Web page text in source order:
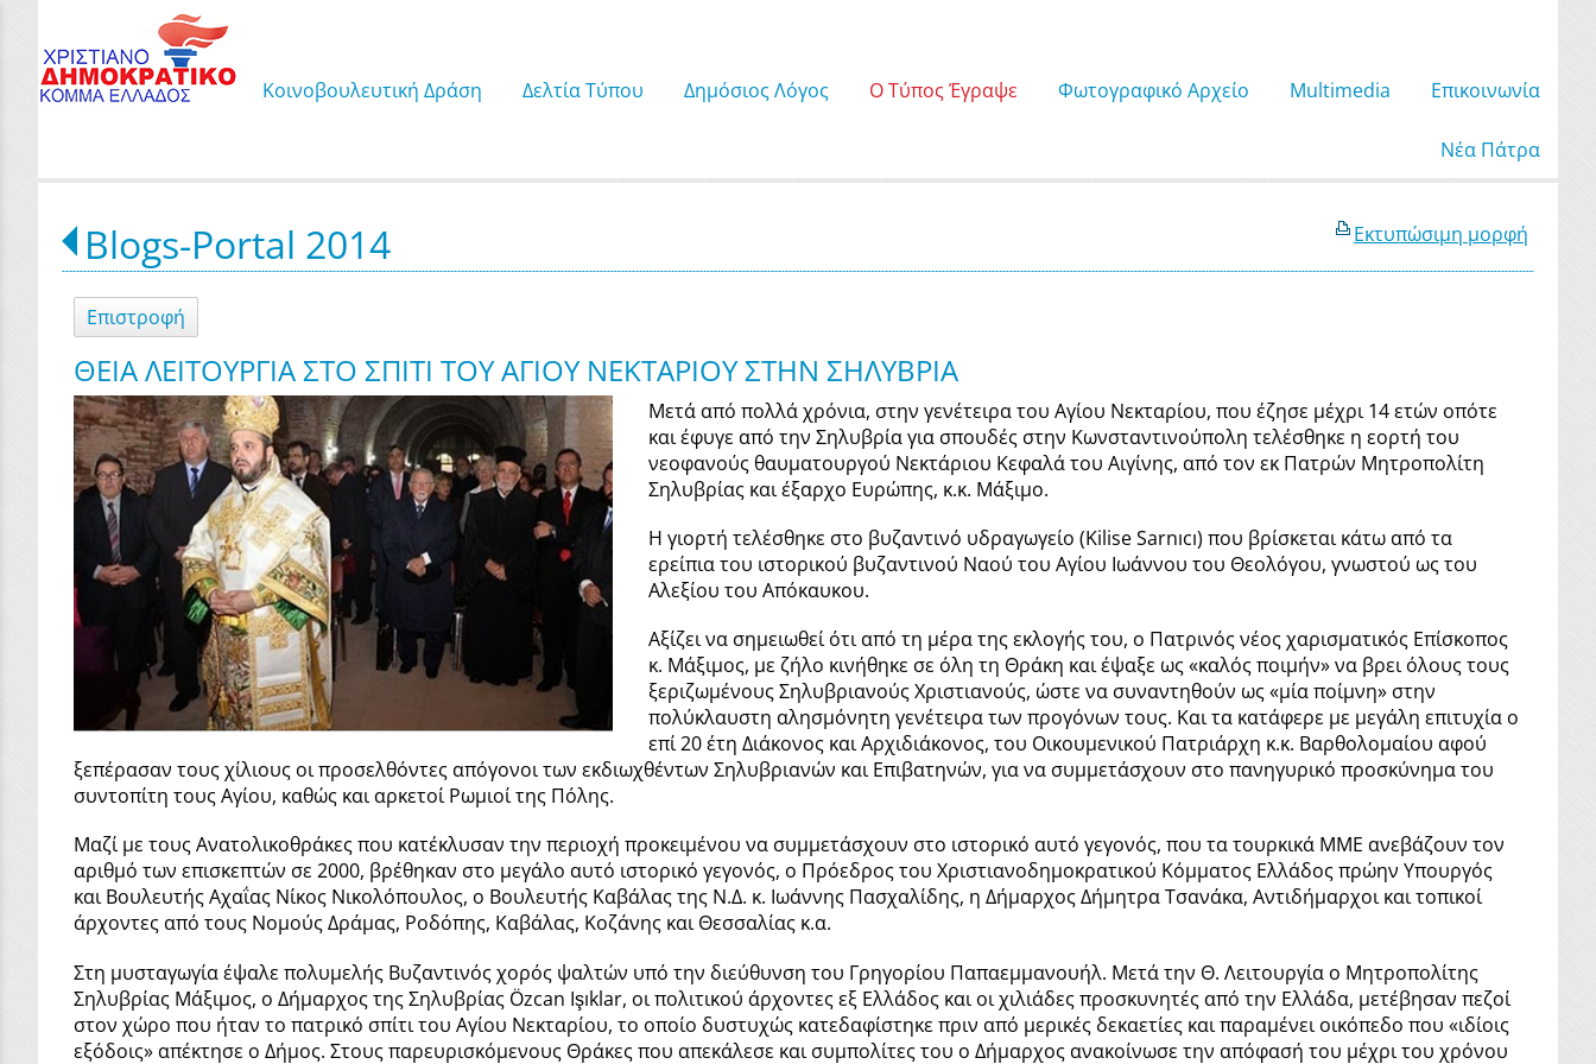
Κοινοβουλευτική Δράση Δελτία Τύπου Δημόσιος Λόγος Ο Τύπος Έγραψε Φωτογραφικό Αρχείο Μultimedia Επικοινωνία
Νέα Πάτρα
Εκτυπώσιμη μορφή
Blogs-Portal 2014
Επιστροφή
ΘΕΙΑ ΛΕΙΤΟΥΡΓΙΑ ΣΤΟ ΣΠΙΤΙ ΤΟΥ ΑΓΙΟΥ ΝΕΚΤΑΡΙΟΥ ΣΤΗΝ ΣΗΛΥΒΡΙΑ
Mετά από πολλά χρόνια, στην γενέτειρα του Αγίου Νεκταρίου, που έζησε μέχρι 14 ετών οπότε
και έφυγε από την Σηλυβρία για σπουδές στην Κωνσταντινούπολη τελέσθηκε η εορτή του
νεοφανούς θαυματουργού Νεκτάριου Κεφαλά του Αιγίνης, από τον εκ Πατρών Μητροπολίτη
Σηλυβρίας και έξαρχο Ευρώπης, κ.κ. Μάξιμο.
Η γιορτή τελέσθηκε στο βυζαντινό υδραγωγείο (Kilise Sarnıcı) που βρίσκεται κάτω από τα
ερείπια του ιστορικού βυζαντινού Ναού του Αγίου Ιωάννου του Θεολόγου, γνωστού ως του
Αλεξίου του Απόκαυκου.
Αξίζει να σημειωθεί ότι από τη μέρα της εκλογής του, ο Πατρινός νέος χαρισματικός Επίσκοπος
κ. Μάξιμος, με ζήλο κινήθηκε σε όλη τη Θράκη και έψαξε ως «καλός ποιμήν» να βρει όλους τους
ξεριζωμένους Σηλυβριανούς Χριστιανούς, ώστε να συναντηθούν ως «μία ποίμνη» στην
πολύκλαυστη αλησμόνητη γενέτειρα των προγόνων τους. Και τα κατάφερε με μεγάλη επιτυχία ο
επί 20 έτη Διάκονος και Αρχιδιάκονος, του Οικουμενικού Πατριάρχη κ.κ. Βαρθολομαίου αφού
ξεπέρασαν τους χίλιους οι προσελθόντες απόγονοι των εκδιωχθέντων Σηλυβριανών και Επιβατηνών, για να συμμετάσχουν στο πανηγυρικό προσκύνημα του
συντοπίτη τους Αγίου, καθώς και αρκετοί Ρωμιοί της Πόλης.
Μαζί με τους Ανατολικοθράκες που κατέκλυσαν την περιοχή προκειμένου να συμμετάσχουν στο ιστορικό αυτό γεγονός, που τα τουρκικά ΜΜΕ ανεβάζουν τον
αριθμό των επισκεπτών σε 2000, βρέθηκαν στο μεγάλο αυτό ιστορικό γεγονός, ο Πρόεδρος του Χριστιανοδημοκρατικού Κόμματος Ελλάδος πρώην Υπουργός
και Βουλευτής Αχαΐας Νίκος Νικολόπουλος, ο Βουλευτής Καβάλας της Ν.Δ. κ. Ιωάννης Πασχαλίδης, η Δήμαρχος Δήμητρα Τσανάκα, Αντιδήμαρχοι και τοπικοί
άρχοντες από τους Νομούς Δράμας, Ροδόπης, Καβάλας, Κοζάνης και Θεσσαλίας κ.α.
Στη μυσταγωγία έψαλε πολυμελής Βυζαντινός χορός ψαλτών υπό την διεύθυνση του Γρηγορίου Παπαεμμανουήλ. Μετά την Θ. Λειτουργία ο Μητροπολίτης
Σηλυβρίας Μάξιμος, ο Δήμαρχος της Σηλυβρίας Özcan Işıklar, οι πολιτικού άρχοντες εξ Ελλάδος και οι χιλιάδες προσκυνητές από την Ελλάδα, μετέβησαν πεζοί
στον χώρο που ήταν το πατρικό σπίτι του Αγίου Νεκταρίου, το οποίο δυστυχώς κατεδαφίστηκε πριν από μερικές δεκαετίες και παραμένει οικόπεδο που «ιδίοις
εξόδοις» απέκτησε ο Δήμος. Στους παρευρισκόμενους Θράκες που απεκάλεσε και συμπολίτες του ο Δήμαρχος ανακοίνωσε την απόφασή του μέχρι του χρόνου